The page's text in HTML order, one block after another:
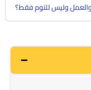
وليس للنوم فقط؟